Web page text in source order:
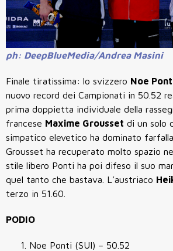
ph: DeepBlueMedia/Andrea Masini
Finale tiratissima: lo svizzero Noe
nuovo record dei Campionati in 50.52
prima doppietta individuale della
francese Maxime Grousset di un solo
simpatico elevetico ha dominato
Grousset ha recuperato molto spazio
stile libero Ponti ha poi difeso il suo
quel tanto che bastava. L’austriaco
terzo in 51.60.
PODIO
Noe Ponti (SUI) – 50.52